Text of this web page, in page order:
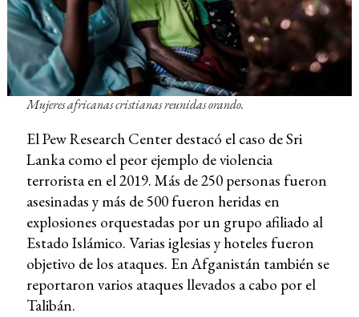
Mujeres africanas cristianas reunidas orando.
El Pew Research Center destacó el caso de Sri
Lanka como el peor ejemplo de violencia
terrorista en el 2019. Más de 250 personas fueron
asesinadas y más de 500 fueron heridas en
explosiones orquestadas por un grupo afiliado al
Estado Islámico. Varias iglesias y hoteles fueron
objetivo de los ataques. En Afganistán también se
reportaron varios ataques llevados a cabo por el
Talibán.